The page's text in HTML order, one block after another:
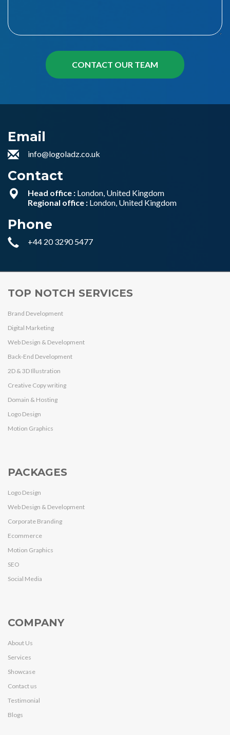
Email
info@logoladz.co.uk
Contact
Head office : London, United Kingdom
Regional office : London, United Kingdom
Phone
+44 20 3290 5477
TOP NOTCH SERVICES
Brand Development
Digital Marketing
Web Design & Development
Back-End Development
2D & 3D Illustration
Creative Copy writing
Domain & Hosting
Logo Design
Motion Graphics
PACKAGES
Logo Design
Web Design & Development
Corporate Branding
Ecommerce
Motion Graphics
SEO
Social Media
COMPANY
About Us
Services
Showcase
Contact us
Testimonial
Blogs